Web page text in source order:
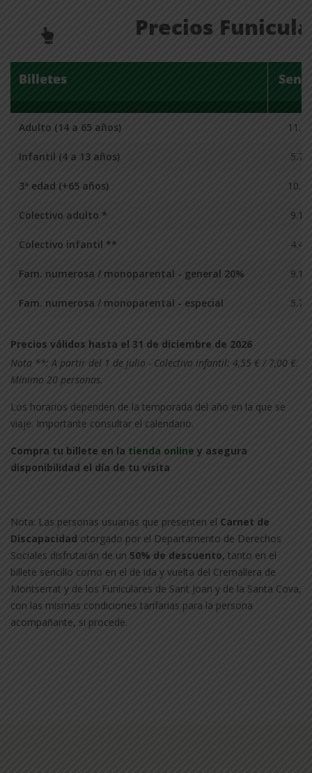
Precios
Billetes
Adulto (14 a 65 años)
Infantil (4 a 13 años) 5.70
3ª edad (+65 años)
Colectivo adulto * 9.10
Colectivo infantil ** 4.40
Fam. numerosa / monoparental - general 20% 9.10
Fam. numerosa / monoparental - especial 5.70
Precios válidos hasta el 31 de diciembre de 2026
Nota **: A partir del 1 de julio - Colectivo infantil: 4,55 € / 7,00 €.
Mínimo 20 personas.
Los horarios dependen de la temporada del año en la que se
viaje. Importante consultar el calendario.
Compra tu billete en la tienda online y asegura
disponibilidad el día de tu visita
Nota: Las personas usuarias que presenten el Carnet de
Discapacidad otorgado por el Departamento de Derechos
Sociales disfrutarán de un 50% de descuento, tanto en el
billete sencillo como en el de ida y vuelta del Cremallera de
Montserrat y de los Funiculares de Sant Joan y de la Santa Cova,
con las mismas condiciones tarifarias para la persona
acompañante, si procede.